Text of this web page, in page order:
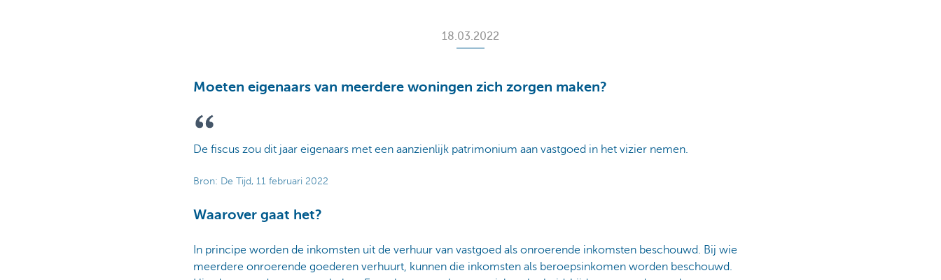
18.03.2022
Moeten eigenaars van meerdere woningen zich zorgen maken?
De fiscus zou dit jaar eigenaars met een aanzienlijk patrimonium aan vastgoed in het vizier nemen.
Bron: De Tijd, 11 februari 2022
Waarover gaat het?
In principe worden de inkomsten uit de verhuur van vastgoed als onroerende inkomsten beschouwd. Bij wie
meerdere onroerende goederen verhuurt, kunnen die inkomsten als beroepsinkomen worden beschouwd.